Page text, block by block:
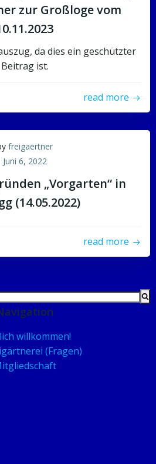
zur Großloge vom
da dies ein geschützter
Beitrag ist.
read more
freigaertner
Juni 6, 2022
„Vorgarten“ in
(14.05.2022)
read more
willkommen!
(Fragen)